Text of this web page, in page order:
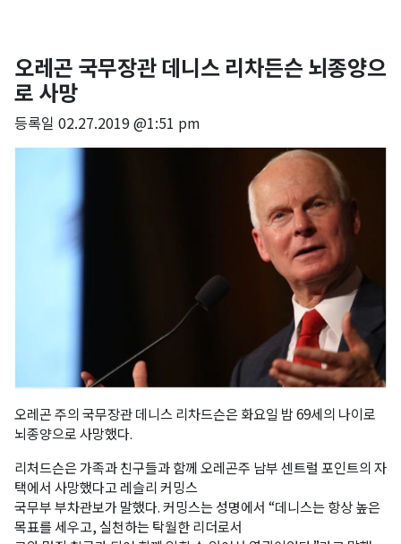
오레곤 국무장관 데니스 리차든슨 뇌종양으
로 사망
등록일 02.27.2019 @1:51 pm
오레곤 주의 국무장관 데니스 리차드슨은 화요일 밤 69세의 나이로
뇌종양으로 사망했다.
리처드슨은 가족과 친구들과 함께 오레곤주 남부 센트럴 포인트의 자
택에서 사망했다고 레슬리 커밍스
국무부 부차관보가 말했다. 커밍스는 성명에서 “데니스는 항상 높은
목표를 세우고, 실천하는 탁월한 리더로서